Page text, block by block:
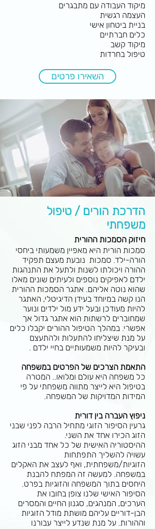
מיקוד העבודה עם מתבגרים
העצמה רגשית
בניית ביטחון אישי
כלים חברתיים
מיקוד קשב
טיפול בחרדות
השאירו פרטים
הדרכת הורים / טיפול
משפחתי
חיזוק הסמכות ההורית
סמכות הורית היא מאפיין משמעותי ביחסי
הורה-ילד. סמכות נובעת מעצם תפקיד
ההורה ויכולתו לשנות ולתעל את התנהגות
ילדם לאפיקים נוספים ולעיתים שונים מאלו
שהוא נוטה אליהם. אתגר הסמכות ההורית
הנו קשה במיוחד בעידן הדיגיטלי, האתגר
להיות מעודכן ובעל ידע מול ילדים ונוער
שמחוברים לרשתות הוא אתגר גדול אך
אפשרי. במהלך הטיפול ההורים יקבלו כלים
על מנת שיצליחו להתעלות ולהתעצם
ובעיקר להיות משמעותיים בחיי ילדם .
התאמת הצרכים של הפרטים במשפחה
כל משפחה היא עולם ומלואו.. המטרה
בטיפול היא לייצר מתווה משפחתי על פי
המידות המדויקות של המשפחה.
ניפוץ העברה בין דורית
גרעין הסיפור הזוגי מתחיל הרבה לפני שבני
הזוג הכירו אחד את השני.
ההיסטוריה האישית של כל אחד מבני הזוג
עשויה להשליך התפתחות
הזוגיות/משפחתית, ואף לעצב את האקלים
במשפחה. למעשה זה המפתח להבנת
היחסים בתוך המשפחה והזוגיות בפרט.
הסיפור האישי שלנו צופן בחובו את
הערכים, המנהגים, סגנון החיים והמסרים
הבן-דוריים עליהם מושתת מודל הזוגיות
וההורות. על מנת שנדע לייצר עבורנו